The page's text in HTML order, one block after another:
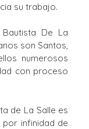
su trabajo.
De La
son Santos,
numerosos
con proceso
de La Salle es
infinidad de